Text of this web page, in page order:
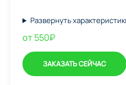
Развернуть
от 550₽
ЗАКАЗАТЬ СЕЙЧАС